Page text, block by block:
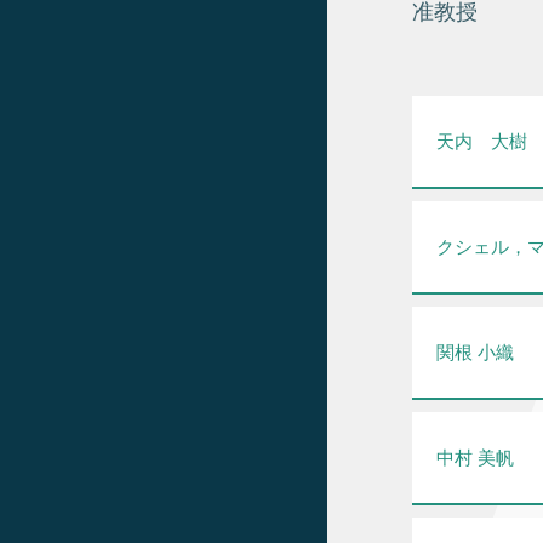
准教授
天内 大樹
クシェル，
関根 小織
中村 美帆